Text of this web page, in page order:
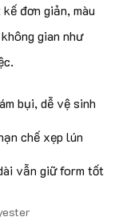
đơn giản, màu
gian như
bụi, dễ vệ sinh
chế xẹp lún
vẫn giữ form tốt